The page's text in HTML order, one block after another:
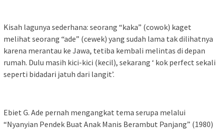
Kisah lagunya sederhana: seorang “kaka” (cowok) kaget
melihat seorang “ade” (cewek) yang sudah lama tak dilihatnya
karena merantau ke Jawa, tetiba kembali melintas di depan
rumah. Dulu masih kici-kici (kecil), sekarang ‘ kok perfect sekali
seperti bidadari jatuh dari langit’.
Ebiet G. Ade pernah mengangkat tema serupa melalui
“Nyanyian Pendek Buat Anak Manis Berambut Panjang” (1980)